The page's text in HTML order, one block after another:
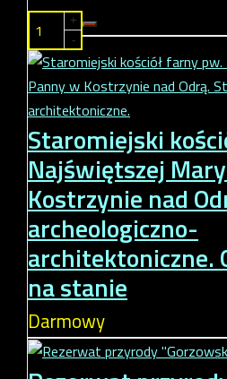
+
-
Staromiejski
Najświętszej
Kostrzynie nad
archeologiczno-
architektoniczne.
na stanie
Darmowy